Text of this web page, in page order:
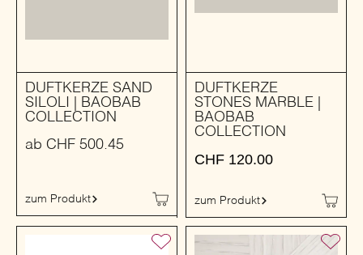
DUFTKERZE SAND
SILOLI | BAOBAB
COLLECTION
ab CHF 500.45
zum Produkt
DUFTKERZE
STONES MARBLE |
BAOBAB
COLLECTION
CHF 120.00
zum Produkt